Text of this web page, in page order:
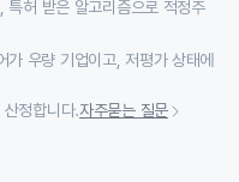
허 받은 알고리즘으로 적정주
우량 기업이고, 저평가 상태에
정합니다.자주묻는 질문